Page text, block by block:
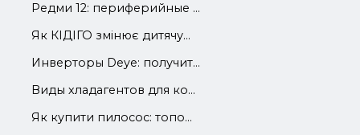
Редми 12: периферийные ...
Як КІДІГО змінює дитячу...
Инверторы Deye: получит...
Виды хладагентов для ко...
Як купити пилосос: топо...